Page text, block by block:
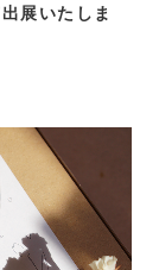
展いたしま